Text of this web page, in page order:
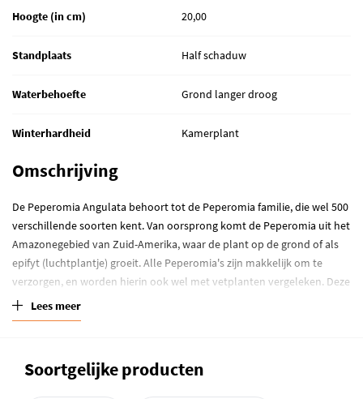
Omschrijving
De Peperomia Angulata behoort tot de Peperomia familie, die wel 500
verschillende soorten kent. Van oorsprong komt de Peperomia uit het
Amazonegebied van Zuid-Amerika, waar de plant op de grond of als
epifyt (luchtplantje) groeit. Alle Peperomia's zijn makkelijk om te
verzorgen, en worden hierin ook wel met vetplanten vergeleken. Deze
kamerplant gebruikt namelijk ook haar dikke bladeren om vocht in
op te slaan, zodat het geen probleem is als je even vergeet om water
hoge vaas of hangmand. Zet de Peperomia Angulata in de
Lees meer
Hoogte (in cm) 20,00
Standplaats Half schaduw
Waterbehoefte Grond langer droog
Winterhardheid Kamerplant
Soortgelijke producten